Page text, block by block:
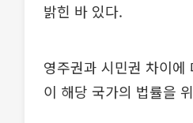
밝힌 바 있다.
영주권과 시민권 차이
이 해당 국가의 법률을